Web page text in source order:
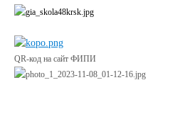
QR-код на сайт ФИПИ